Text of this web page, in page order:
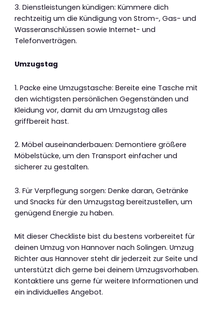
3. Dienstleistungen kündigen: Kümmere dich
rechtzeitig um die Kündigung von Strom-, Gas- und
Wasseranschlüssen sowie Internet- und
Telefonverträgen.
Umzugstag
1. Packe eine Umzugstasche: Bereite eine Tasche mit
den wichtigsten persönlichen Gegenständen und
Kleidung vor, damit du am Umzugstag alles
griffbereit hast.
2. Möbel auseinanderbauen: Demontiere größere
Möbelstücke, um den Transport einfacher und
sicherer zu gestalten.
3. Für Verpflegung sorgen: Denke daran, Getränke
und Snacks für den Umzugstag bereitzustellen, um
genügend Energie zu haben.
Mit dieser Checkliste bist du bestens vorbereitet für
deinen Umzug von Hannover nach Solingen. Umzug
Richter aus Hannover steht dir jederzeit zur Seite und
unterstützt dich gerne bei deinem Umzugsvorhaben.
Kontaktiere uns gerne für weitere Informationen und
ein individuelles Angebot.